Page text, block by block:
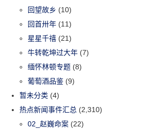
回望故乡 (10)
回首卅年 (11)
星星千禧 (21)
牛转乾坤过大年 (7)
缅怀林顿专题 (8)
葡萄酒品鉴 (9)
暂未分类 (4)
热点新闻事件汇总 (2,310)
02_赵巍命案 (22)